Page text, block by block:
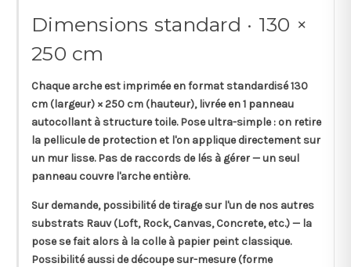
Dimensions standard · 130 ×
250 cm
Chaque arche est imprimée enformat standardisé 130
cm (largeur) × 250 cm (hauteur), livrée en1 panneau
autocollant à structure toile. Pose ultra-simple : on retire
la pellicule de protection et l'on applique directement sur
un mur lisse. Pas de raccords de lés à gérer — un seul
panneau couvre l'arche entière.
Sur demande, possibilité de tirage sur l'un de nos autres
substrats Rauv (Loft, Rock, Canvas, Concrete, etc.) — la
pose se fait alors à la colle à papier peint classique.
Possibilité aussi de découpe sur-mesure (forme